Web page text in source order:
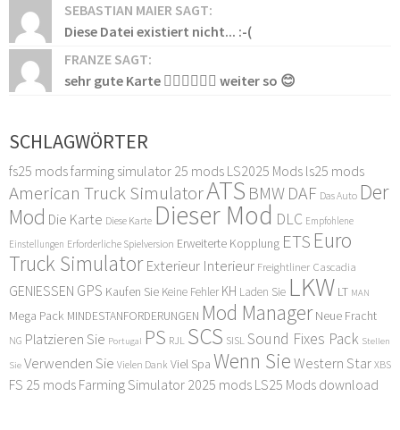
SEBASTIAN MAIER SAGT:
Diese Datei existiert nicht... :-(
FRANZE SAGT:
sehr gute Karte 👍🏻👍🏻👍🏻 weiter so 😊
SCHLAGWÖRTER
fs25 modsfarming simulator 25 mods LS2025 Mods ls25 mods
American Truck SimulatorATS BMW DAF Das Auto Der
Mod Die Karte Diese Karte Dieser Mod DLC Empfohlene
Einstellungen Erforderliche Spielversion Erweiterte Kopplung ETS Euro
Truck Simulator Exterieur Interieur Freightliner Cascadia
GENIESSEN GPS Kaufen Sie Keine Fehler KH Laden Sie LKW LT MAN
Mega Pack MINDESTANFORDERUNGEN Mod Manager Neue Fracht
NG Platzieren Sie Portugal PS RJL SCS SISLSound Fixes Pack Stellen
Sie Verwenden Sie Vielen Dank Viel Spa Wenn Sie Western Star XBS
FS 25 mods Farming Simulator 2025 mods LS25 Mods download